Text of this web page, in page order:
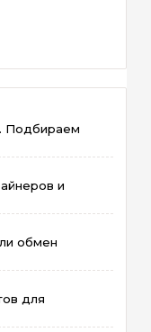
. Подбираем
и
обмен
для